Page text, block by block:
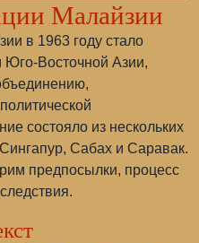
Малайзии
в 1963 году стало
Восточной Азии,
состояло из нескольких
Сабах и Саравак.
предпосылки, процесс